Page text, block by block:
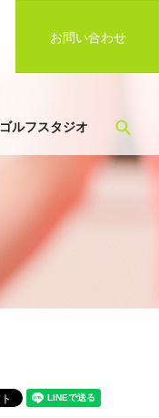
お問い合わせ
ゴルフスタジオ